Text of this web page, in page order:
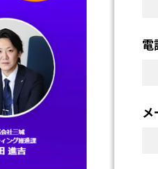
メ